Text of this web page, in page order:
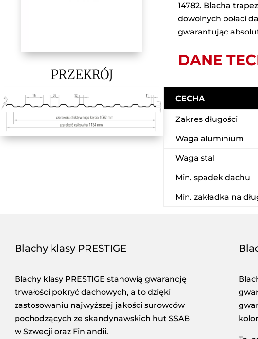
PRZEKRÓJ
14782. Blacha
dowolnych połaci
gwarantując
DANE
CECHA
Zakres długości
Waga aluminium
Waga stal
Min. spadek dachu
Min. zakładka na
Blachy klasy PRESTIGE
Blachy klasy PRESTIGE stanowią gwarancję
trwałości pokryć dachowych, a to dzięki
zastosowaniu najwyższej jakości surowców
pochodzących ze skandynawskich hut SSAB
w Szwecji oraz Finlandii.